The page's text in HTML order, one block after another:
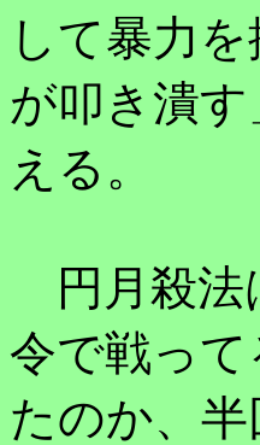
して暴力
が叩き潰
える。
円月殺法
令で戦っ
たのか、